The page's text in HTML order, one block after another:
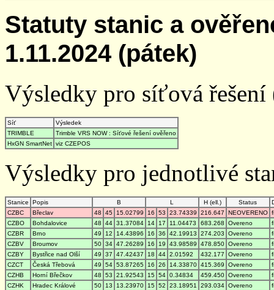
Statuty stanic a
1.11.2024 (pátek)
Výsledky pro síťová
Síť
Výsledek
TRIMBLE
Trimble VRS NOW : Síťové řešení ověřeno
HxGN SmartNet viz CZEPOS
Výsledky pro jednotlivé
Stanice Popis B L H (ell.) Status
CZBC
Břeclav 48 45 15.02799 16 53 23.74339 216.647 NEOVERENO
CZBO
Bohdalovice 48 44 31.37084 14 17 11.04473 683.268 Overeno
CZBR
Brno 49 12 14.43896 16 36 42.19913 274.203 Overeno
CZBV
Broumov 50 34 47.26289 16 19 43.98589 478.850 Overeno
CZBY
Bystřice nad Olší 49 37 47.42437 18 44 2.01592 432.177 Overeno
CZCT
Česká Třebová 49 54 53.87265 16 26 14.33870 415.369 Overeno
CZHB
Horní Břečkov 48 53 21.92543 15 54 0.34834 459.450 Overeno
CZHK
Hradec Králové 50 13 13.23970 15 52 23.18951 293.034 Overeno